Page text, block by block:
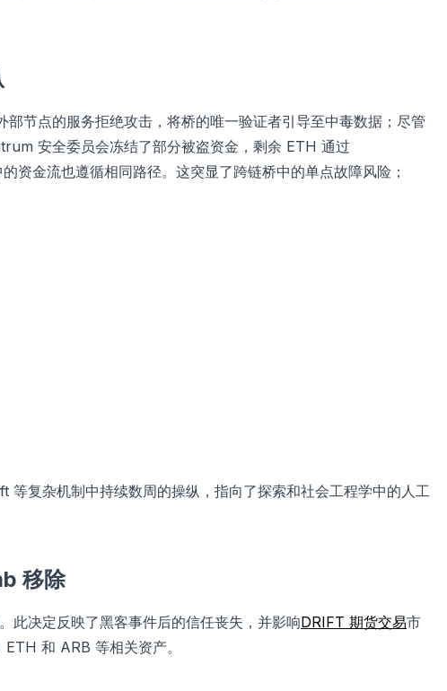
节点的服务拒绝攻击，将桥的唯一验证者引导至中毒数据；尽管
安全委员会冻结了部分被盗资金，剩余 ETH 通过
金流也遵循相同路径。这突显了跨链桥中的单点故障风险；
复杂机制中持续数周的操纵，指向了探索和社会工程学中的人工
移除
决定反映了黑客事件后的信任丧失，并影响DRIFT 期货交易市
和 ARB 等相关资产。